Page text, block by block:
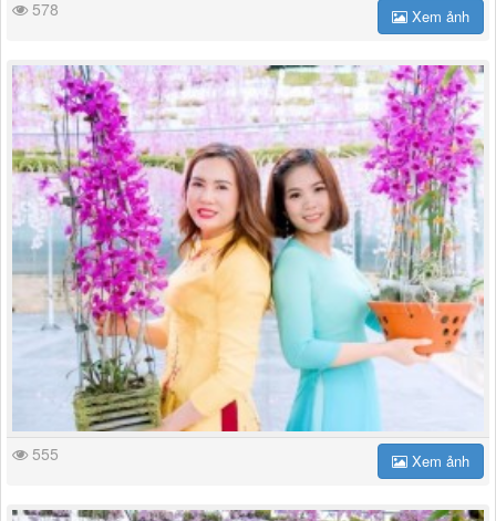
578 Xem ảnh
555 Xem ảnh